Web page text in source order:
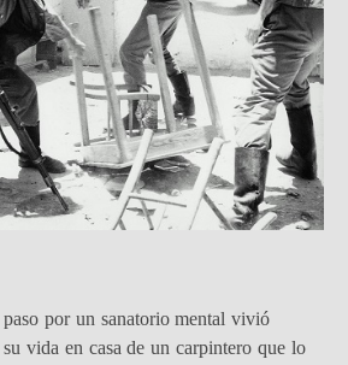
por un sanatorio mental vivió
vida en casa de un carpintero que lo